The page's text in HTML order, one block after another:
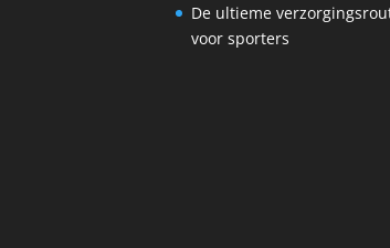
De ultieme
voor sporters